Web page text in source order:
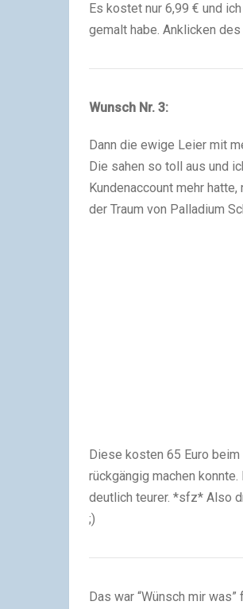
Es kostet nur 6,99 € und
gemalt habe. Anklicken
Wunsch Nr. 3:
Dann die ewige Leier mit
Die sahen so toll aus und
Kundenaccount mehr
der Traum von Palladium
Diese kosten 65 Euro
rückgängig machen
deutlich teurer. *sfz* Also
;)
Das war “Wünsch mir